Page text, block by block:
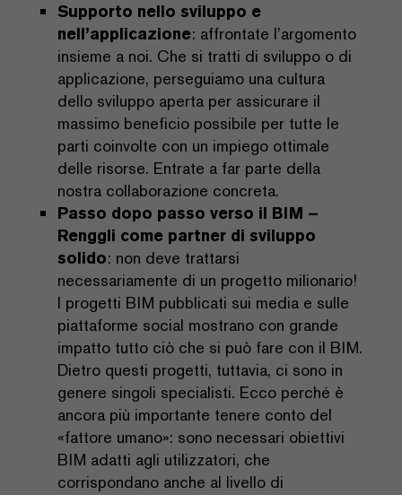
Supporto nello sviluppo e
nell’applicazione: affrontate l’argomento
insieme a noi. Che si tratti di sviluppo o di
applicazione, perseguiamo una cultura
dello sviluppo aperta per assicurare il
massimo beneficio possibile per tutte le
parti coinvolte con un impiego ottimale
delle risorse. Entrate a far parte della
nostra collaborazione concreta.
Passo dopo passo verso il BIM –
Renggli come partner di sviluppo
solido: non deve trattarsi
necessariamente di un progetto milionario!
I progetti BIM pubblicati sui media e sulle
piattaforme social mostrano con grande
impatto tutto ciò che si può fare con il BIM.
Dietro questi progetti, tuttavia, ci sono in
genere singoli specialisti. Ecco perché è
ancora più importante tenere conto del
«fattore umano»: sono necessari obiettivi
BIM adatti agli utilizzatori, che
corrispondano anche al livello di